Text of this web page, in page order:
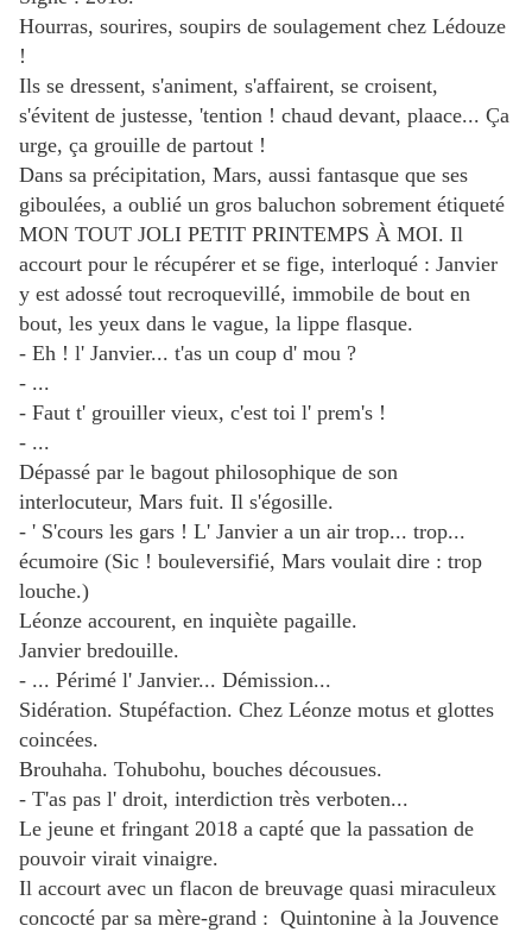
Hourras, sourires, soupirs de soulagement chez Lédouze
!
Ils se dressent, s'animent, s'affairent, se croisent,
s'évitent de justesse, 'tention ! chaud devant, plaace... Ça
urge, ça grouille de partout !
Dans sa précipitation, Mars, aussi fantasque que ses
giboulées, a oublié un gros baluchon sobrement étiqueté
MON TOUT JOLI PETIT PRINTEMPS À MOI. Il
accourt pour le récupérer et se fige, interloqué : Janvier
y est adossé tout recroquevillé, immobile de bout en
bout, les yeux dans le vague, la lippe flasque.
- Eh ! l' Janvier... t'as un coup d' mou ?
- ...
- Faut t' grouiller vieux, c'est toi l' prem's !
- ...
Dépassé par le bagout philosophique de son
interlocuteur, Mars fuit. Il s'égosille.
- ' S'cours les gars ! L' Janvier a un air trop... trop...
écumoire (Sic ! bouleversifié, Mars voulait dire : trop
louche.)
Léonze accourent, en inquiète pagaille.
Janvier bredouille.
- ... Périmé l' Janvier... Démission...
Sidération. Stupéfaction. Chez Léonze motus et glottes
coincées.
Brouhaha. Tohubohu, bouches décousues.
- T'as pas l' droit, interdiction très verboten...
Le jeune et fringant 2018 a capté que la passation de
pouvoir virait vinaigre.
Il accourt avec un flacon de breuvage quasi miraculeux
concocté par sa mère-grand : Quintonine à la Jouvence